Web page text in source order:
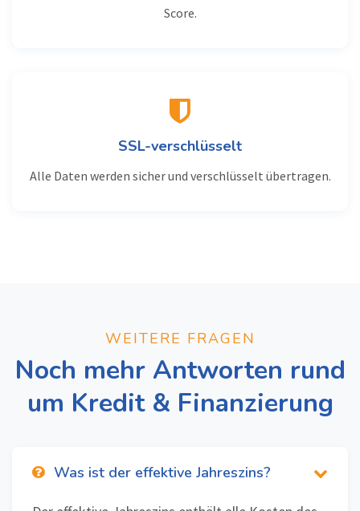
Score.
SSL-verschlüsselt
Alle Daten werden sicher und verschlüsselt übertragen.
WEITERE FRAGEN
Noch mehr Antworten rund
um Kredit & Finanzierung
Was ist der effektive Jahreszins?